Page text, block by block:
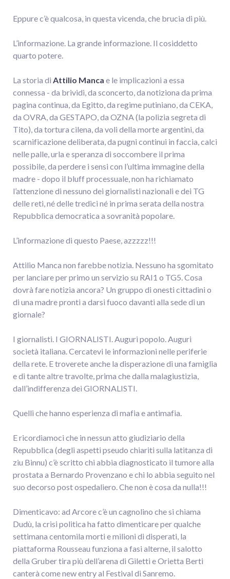
Eppure c’è qualcosa, in questa vicenda, che brucia di più.
L’informazione. La grande informazione. Il cosiddetto
quarto potere.
La storia di Attilio Manca e le implicazioni a essa
connessa - da brividi, da sconcerto, da notiziona da prima
pagina continua, da Egitto, da regime putiniano, da CEKA,
da OVRA, da GESTAPO, da OZNA (la polizia segreta di
Tito), da tortura cilena, da voli della morte argentini, da
scarnificazione deliberata, da pugni continui in faccia, calci
nelle palle, urla e speranza di soccombere il prima
possibile, da perdere i sensi con l’ultima immagine della
madre - dopo il bluff processuale, non ha richiamato
l’attenzione di nessuno dei giornalisti nazionali e dei TG
delle reti, né delle tredici né in prima serata della nostra
Repubblica democratica a sovranità popolare.
L’informazione di questo Paese, azzzzz!!!
Attilio Manca non farebbe notizia. Nessuno ha sgomitato
per lanciare per primo un servizio su RAI1 o TG5. Cosa
dovrà fare notizia ancora? Un gruppo di onesti cittadini o
di una madre pronti a darsi fuoco davanti alla sede di un
giornale?
I giornalisti. I GIORNALISTI. Auguri popolo. Auguri
società italiana. Cercatevi le informazioni nelle periferie
della rete. E troverete anche la disperazione di una famiglia
e di tante altre travolte, prima che dalla malagiustizia,
dall’indifferenza dei GIORNALISTI.
Quelli che hanno esperienza di mafia e antimafia.
E ricordiamoci che in nessun atto giudiziario della
Repubblica (degli aspetti pseudo chiariti sulla latitanza di
ziu Binnu) c’è scritto chi abbia diagnosticato il tumore alla
prostata a Bernardo Provenzano e chi lo abbia seguito nel
suo decorso post ospedaliero. Che non è cosa da nulla!!!
Dimenticavo: ad Arcore c’è un cagnolino che si chiama
Dudù, la crisi politica ha fatto dimenticare per qualche
settimana centomila morti e milioni di disperati, la
piattaforma Rousseau funziona a fasi alterne, il salotto
della Gruber tira più dell’arena di Giletti e Orietta Berti
canterà come new entry al Festival di Sanremo.